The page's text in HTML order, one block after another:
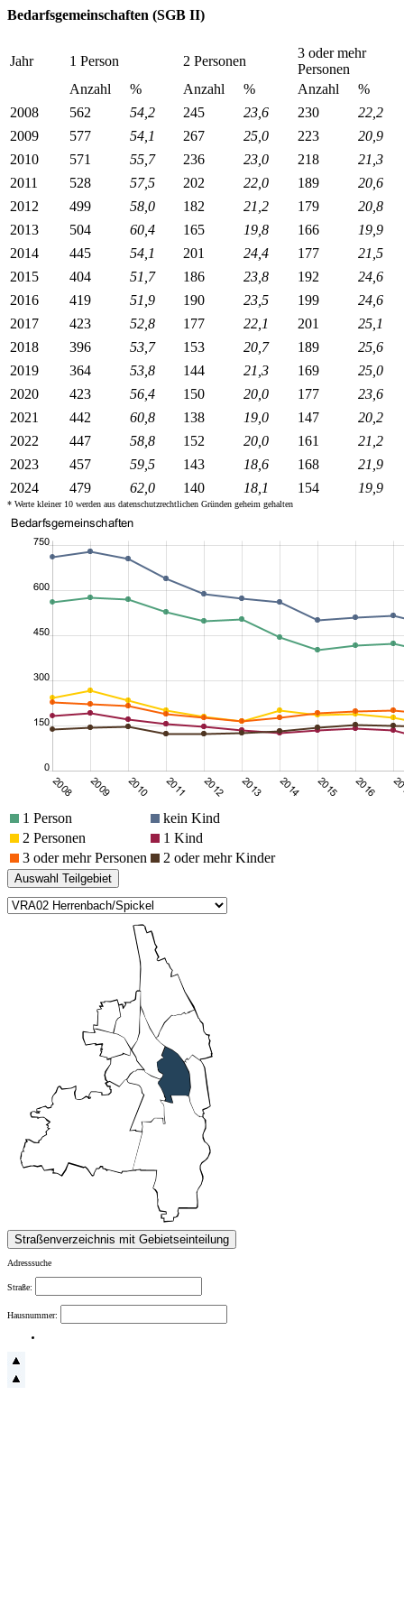
Bedarfsgemeinschaften (SGB II)
Jahr 1 Person 2 Personen
3 oder mehr
Personen
Anzahl
% Anzahl % Anzahl
%
2008
562 54,2 245 23,6 230
22,2
2009
577 54,1 267 25,0 223
20,9
2010
571 55,7 236 23,0 218
21,3
2011
528 57,5 202 22,0 189
20,6
2012
499 58,0 182 21,2 179
20,8
2013
504 60,4 165 19,8 166
19,9
2014
445 54,1 201 24,4 177
21,5
2015
404 51,7 186 23,8 192
24,6
2016
419 51,9 190 23,5 199
24,6
2017
423 52,8 177 22,1 201
25,1
2018
396 53,7 153 20,7 189
25,6
2019
364 53,8 144 21,3 169
25,0
2020
423 56,4 150 20,0 177
23,6
2021
442 60,8 138 19,0 147
20,2
2022
447 58,8 152 20,0 161
21,2
2023
457 59,5 143 18,6 168
21,9
2024
479 62,0 140 18,1 154 19,9
* Werte kleiner 10 werden aus datenschutzrechtlichen Gründen geheim gehalten
1 Person
kein Kind
2 Personen
1 Kind
3 oder mehr Personen
2 oder mehr Kinder
Adresssuche
Straße:
Hausnummer: